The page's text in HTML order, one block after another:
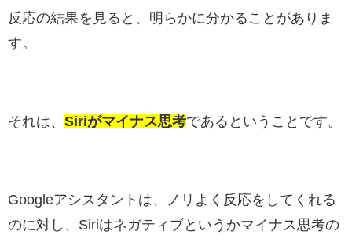
反応の結果を見ると、明らかに分かることがありま
す。
それは、 Siriがマイナス思考であるということです。
Googleアシスタントは、ノリよく反応をしてくれる
のに対し、Siriはネガティブというかマイナス思考の